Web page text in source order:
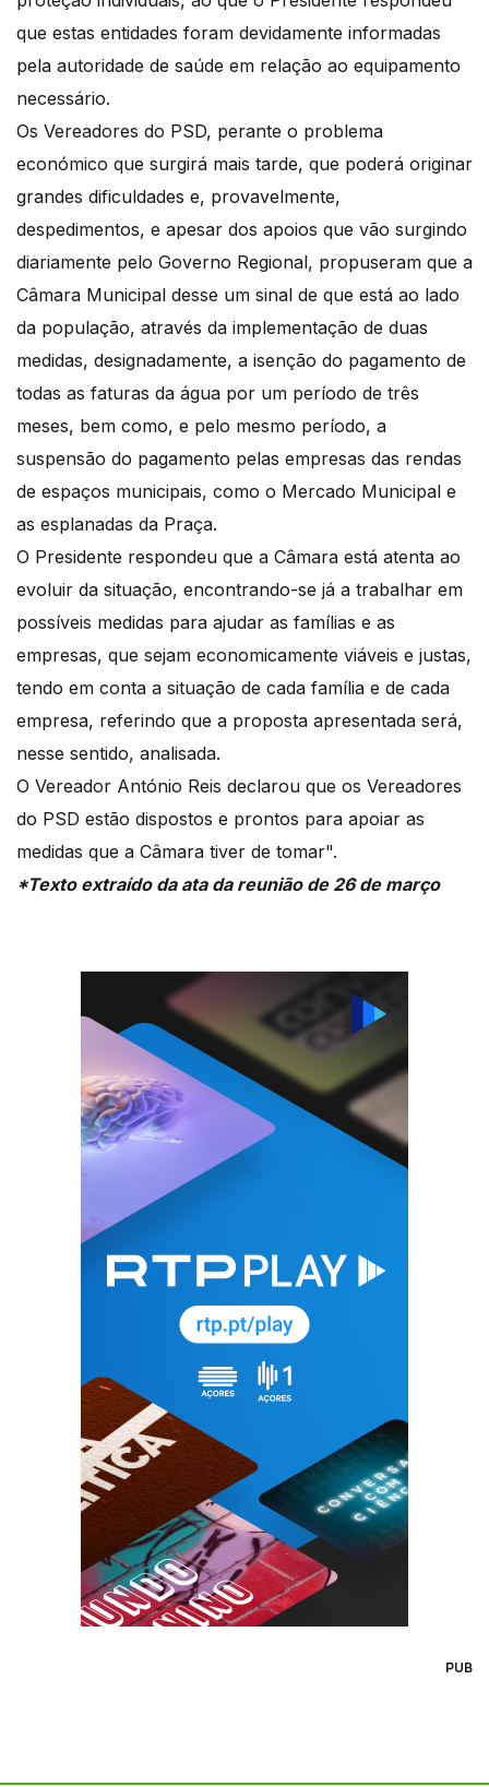
que estas entidades foram devidamente informadas
pela autoridade de saúde em relação ao equipamento
necessário.
Os Vereadores do PSD, perante o problema
económico que surgirá mais tarde, que poderá originar
grandes dificuldades e, provavelmente,
despedimentos, e apesar dos apoios que vão surgindo
diariamente pelo Governo Regional, propuseram que a
Câmara Municipal desse um sinal de que está ao lado
da população, através da implementação de duas
medidas, designadamente, a isenção do pagamento de
todas as faturas da água por um período de três
meses, bem como, e pelo mesmo período, a
suspensão do pagamento pelas empresas das rendas
de espaços municipais, como o Mercado Municipal e
as esplanadas da Praça.
O Presidente respondeu que a Câmara está atenta ao
evoluir da situação, encontrando-se já a trabalhar em
possíveis medidas para ajudar as famílias e as
empresas, que sejam economicamente viáveis e justas,
tendo em conta a situação de cada família e de cada
empresa, referindo que a proposta apresentada será,
nesse sentido, analisada.
O Vereador António Reis declarou que os Vereadores
do PSD estão dispostos e prontos para apoiar as
medidas que a Câmara tiver de tomar".
*Texto extraído da ata da reunião de 26 de março
PUB